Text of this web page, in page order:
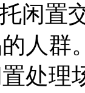
闲置
人群
处理